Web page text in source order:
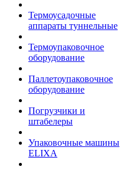
Термоусадочные
аппараты туннельные
Термоупаковочное
оборудование
Паллетоупаковочное
оборудование
Погрузчики и
штабелеры
Упаковочные машины
ELIXA